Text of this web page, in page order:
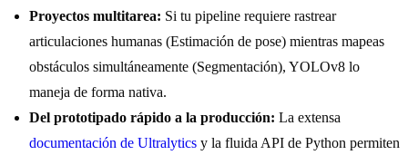
Proyectos multitarea: Si tu pipeline requiere rastrear
articulaciones humanas (Estimación de pose) mientras mapeas
obstáculos simultáneamente (Segmentación), YOLOv8 lo
maneja de forma nativa.
Del prototipado rápido a la producción: La extensa
documentación de Ultralytics y la fluida API de Python permiten